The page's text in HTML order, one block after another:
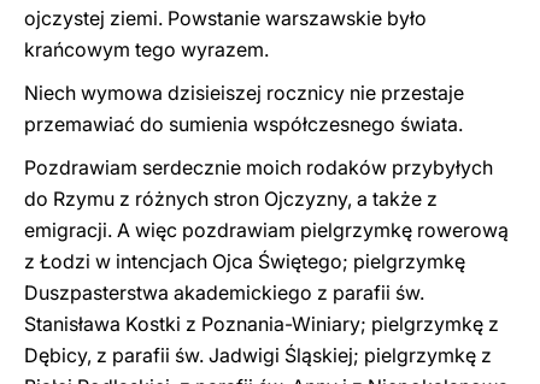
ojczystej ziemi. Powstanie warszawskie było
krańcowym tego wyrazem.
Niech wymowa dzisieiszej rocznicy nie przestaje
przemawiać do sumienia współczesnego świata.
Pozdrawiam serdecznie moich rodaków przybyłych
do Rzymu z różnych stron Ojczyzny, a także z
emigracji. A więc pozdrawiam pielgrzymkę rowerową
z Łodzi w intencjach Ojca Świętego; pielgrzymkę
Duszpasterstwa akademickiego z parafii św.
Stanisława Kostki z Poznania-Winiary; pielgrzymkę z
Dębicy, z parafii św. Jadwigi Śląskiej; pielgrzymkę z